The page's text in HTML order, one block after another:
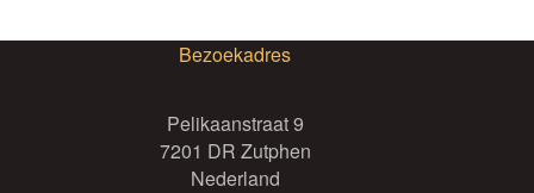
Bezoekadres
Pelikaanstraat 9
7201 DR Zutphen
Nederland